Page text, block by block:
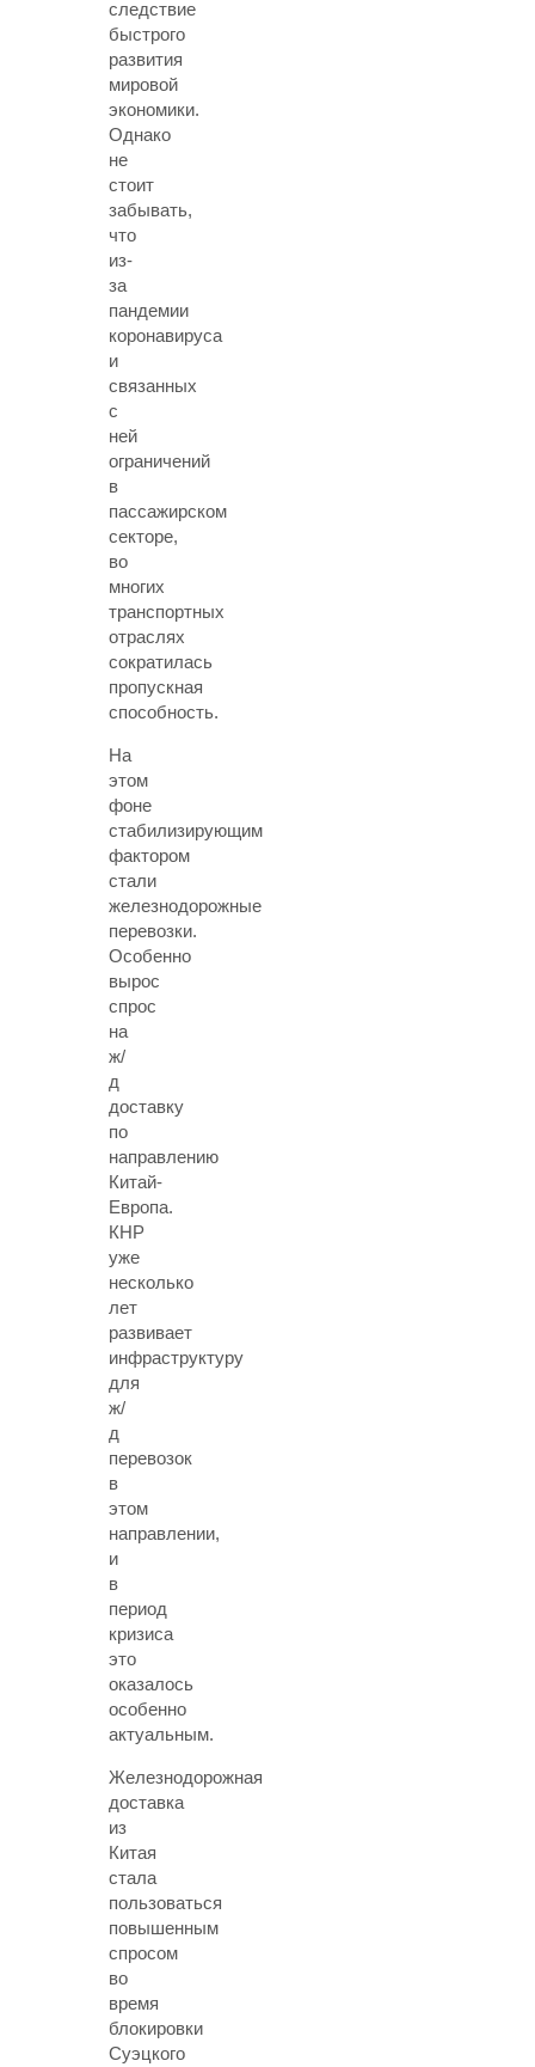
следствие
быстрого
развития
мировой
экономики.
Однако
не
стоит
забывать,
что
из-
за
пандемии
коронавируса
и
связанных
с
ней
ограничений
в
пассажирском
секторе,
во
многих
транспортных
отраслях
сократилась
пропускная
способность.
На
этом
фоне
стабилизирующим
фактором
стали
железнодорожные
перевозки.
Особенно
вырос
спрос
на
ж/
д
доставку
по
направлению
Китай-
Европа.
КНР
уже
несколько
лет
развивает
инфраструктуру
для
ж/
д
перевозок
в
этом
направлении,
и
в
период
кризиса
это
оказалось
особенно
актуальным.
Железнодорожная
доставка
из
Китая
стала
пользоваться
повышенным
спросом
во
время
блокировки
Суэцкого